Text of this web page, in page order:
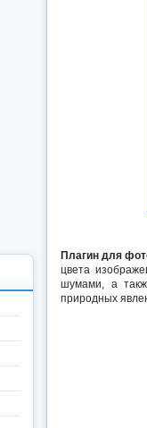
Плагин для
цвета
шумами, а
природных